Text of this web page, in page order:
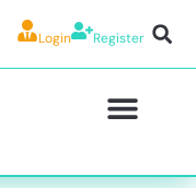
Login Register